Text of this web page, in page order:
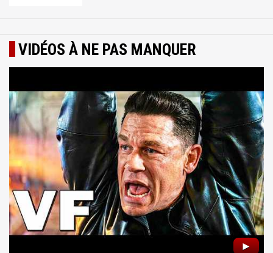
VIDÉOS À NE PAS MANQUER
►